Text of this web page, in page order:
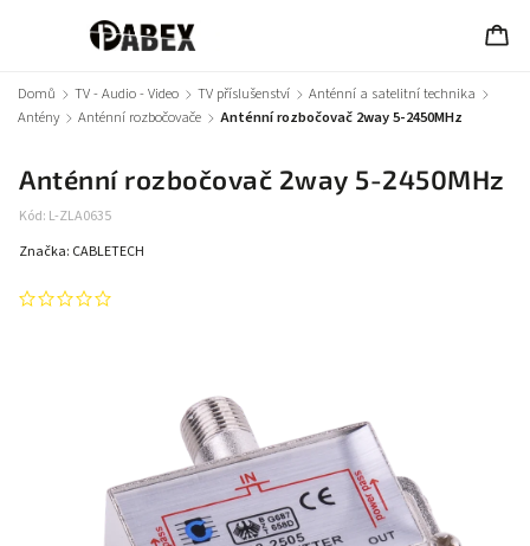
Domů / TV - Audio - Video / TV příslušenství / Anténní a satelitní technika /
Antény / Anténní rozbočovače / Anténní rozbočovač 2way 5-2450MHz
Anténní rozbočovač 2way 5-2450MHz
Kód: L-ZLA0635
Značka: CABLETECH